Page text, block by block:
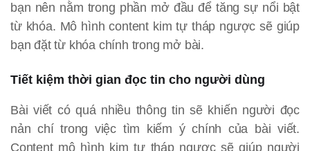
bạn nên nằm trong phần mở đầu để tăng sự nổi bật
từ khóa. Mô hình content kim tự tháp ngược sẽ giúp
bạn đặt từ khóa chính trong mở bài.
Tiết kiệm thời gian đọc tin cho người dùng
Bài viết có quá nhiều thông tin sẽ khiến người đọc
nản chí trong việc tìm kiếm ý chính của bài viết.
Content mô hình kim tự tháp ngược sẽ giúp người